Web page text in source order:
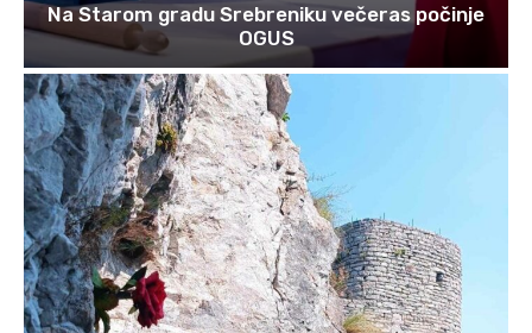
Na Starom gradu Srebreniku večeras počinje
OGUS